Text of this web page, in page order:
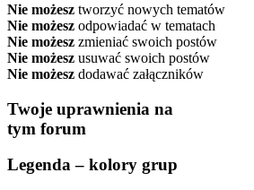
Nie możesz tworzyć nowych tematów
Nie możesz odpowiadać w tematach
Nie możesz zmieniać swoich postów
Nie możesz usuwać swoich postów
Nie możesz dodawać załączników
Twoje uprawnienia na
tym forum
Legenda – kolory grup